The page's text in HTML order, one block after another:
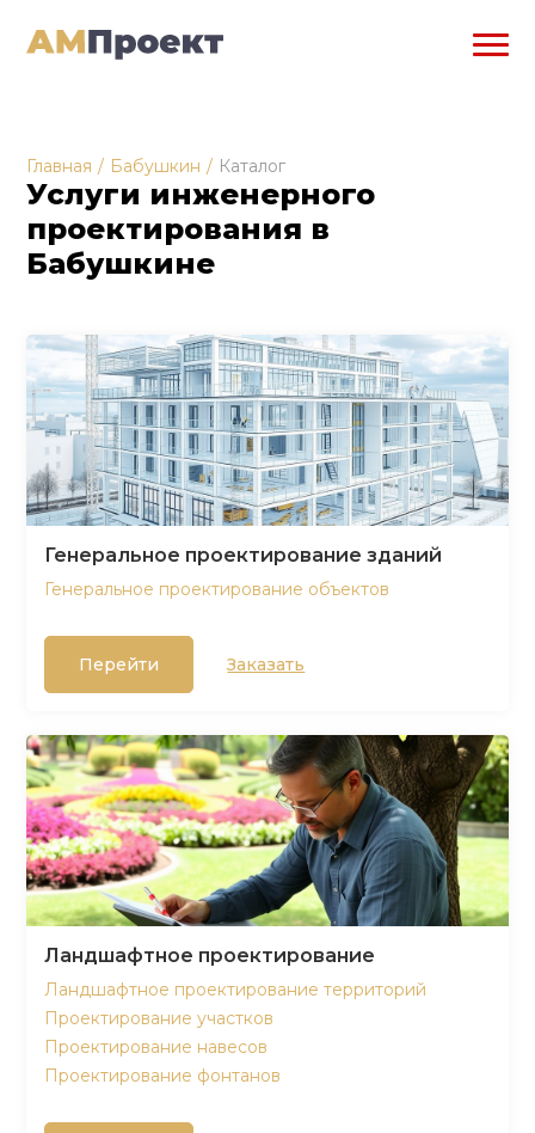
Главная / Бабушкин / Каталог
Услуги инженерного
проектирования в
Бабушкине
Генеральное проектирование зданий
Генеральное проектирование объектов
Перейти Заказать
Ландшафтное проектирование
Ландшафтное проектирование территорий
Проектирование участков
Проектирование навесов
Проектирование фонтанов